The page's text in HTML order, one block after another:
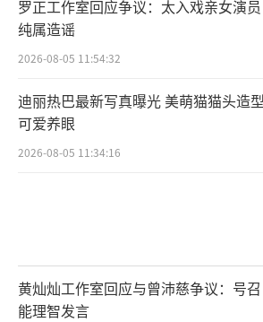
爱中国。未来，欢娱影视将继
自信将中国元素、中华文化、
外，以影视作品为载体，传
和非物质文化遗产，推动海
合，构建中国文化与世界文化
罗正工作室回应争议：太入戏亲女演员
纯属造谣
2026-08-05 11:54:32
迪丽热巴最新写真曝光 美萌猫猫头造型
可爱养眼
2026-08-05 11:34:16
黄灿灿工作室回应与曾沛慈争议：号召
能理智发言